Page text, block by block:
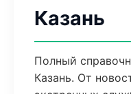
Казань
Полный
Казань. От